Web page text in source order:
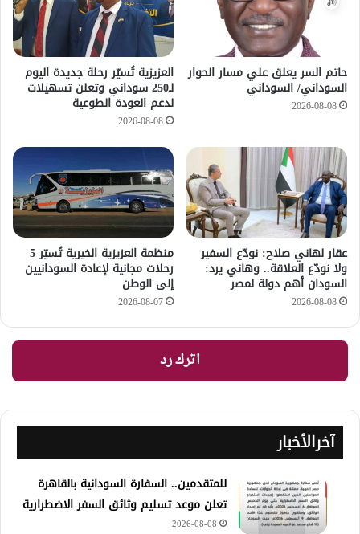
حاتم السر يعلق علي مسار الحوار
السوداني/ السوداني
2026-08-08
العزيزية تُسيّر رحلة جديدة اليوم
لـ250 سوداني وتعلن تسهيلات
لدعم العودة الطوعية
2026-08-08
عقار لهاني صلاح: نودّع السفير
ولا نودّع العلاقة.. وهاني يرد:
السودان أهم دولة لمصر
2026-08-08
منظمة العزيزية الخيرية تُسيّر 5
رحلات مجانية لإعادة السودانيين
إلى الوطن
2026-08-07
اترك رد
آخرالأخبار
للمتقدمين.. السفارة السودانية بالقاهرة
تعلن موعد تسليم وثائق السفر الاضطرارية
2026-08-08